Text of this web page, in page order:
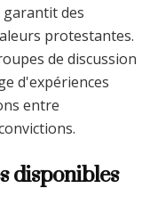
garantit des
protestantes.
de discussion
d'expériences
entre
disponibles